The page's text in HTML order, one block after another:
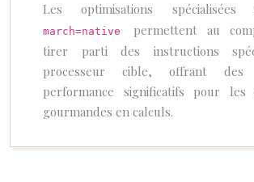
Les optimisations
march=native permettent au
tirer parti des instructions
processeur cible, offrant
performance significatifs pour les
gourmandes en calculs.